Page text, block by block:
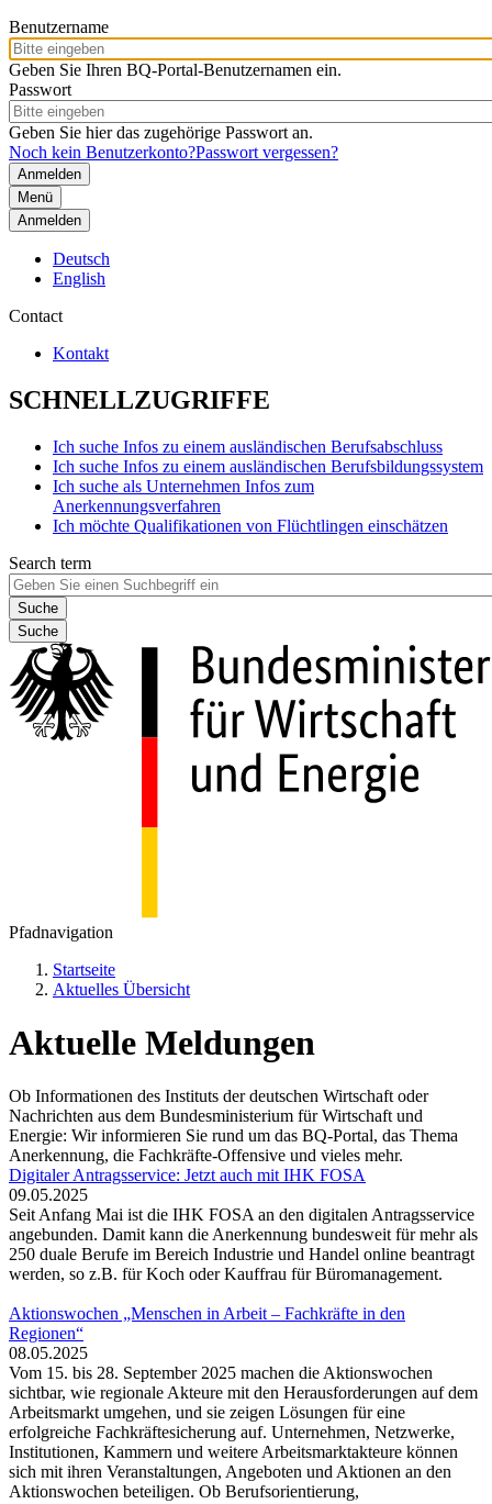
Benutzername
Geben Sie Ihren BQ-Portal-Benutzernamen ein.
Passwort
Geben Sie hier das zugehörige Passwort an.
Noch kein Benutzerkonto?Passwort vergessen?
Menü
Anmelden
Deutsch
English
Contact
Kontakt
SCHNELLZUGRIFFE
Ich suche Infos zu einem ausländischen Berufsabschluss
Ich suche Infos zu einem ausländischen Berufsbildungssystem
Ich suche als Unternehmen Infos zum
Anerkennungsverfahren
Ich möchte Qualifikationen von Flüchtlingen einschätzen
Search term
Suche
Pfadnavigation
Startseite
Aktuelles Übersicht
Aktuelle Meldungen
Ob Informationen des Instituts der deutschen Wirtschaft oder
Nachrichten aus dem Bundesministerium für Wirtschaft und
Energie: Wir informieren Sie rund um das BQ-Portal, das Thema
Anerkennung, die Fachkräfte-Offensive und vieles mehr.
Digitaler Antragsservice: Jetzt auch mit IHK FOSA
09.05.2025
Seit Anfang Mai ist die IHK FOSA an den digitalen Antragsservice
angebunden. Damit kann die Anerkennung bundesweit für mehr als
250 duale Berufe im Bereich Industrie und Handel online beantragt
werden, so z.B. für Koch oder Kauffrau für Büromanagement.
Aktionswochen „Menschen in Arbeit – Fachkräfte in den
Regionen“
08.05.2025
Vom 15. bis 28. September 2025 machen die Aktionswochen
sichtbar, wie regionale Akteure mit den Herausforderungen auf dem
Arbeitsmarkt umgehen, und sie zeigen Lösungen für eine
erfolgreiche Fachkräftesicherung auf. Unternehmen, Netzwerke,
Institutionen, Kammern und weitere Arbeitsmarktakteure können
sich mit ihren Veranstaltungen, Angeboten und Aktionen an den
Aktionswochen beteiligen. Ob Berufsorientierung,